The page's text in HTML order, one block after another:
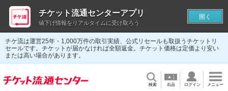
チケ流は運営25年・1,000万件の取引実績、公式リセールも取扱うチケットリ
セールです。チケットが届かなければ全額返金。チケット価格は定価より安い
または高い場合があります。
検索 出品 ログイン メニュー
チケット流通センターアプリ
値下げ情報をリアルタイムに受け取ろう
開く